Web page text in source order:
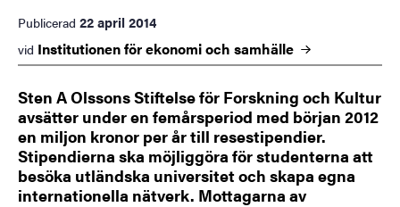
Publicerad 22 april 2014
vid Institutionen för ekonomi och samhälle
Sten A Olssons Stiftelse för Forskning och Kultur
avsätter under en femårsperiod med början 2012
en miljon kronor per år till resestipendier.
Stipendierna ska möjliggöra för studenterna att
besöka utländska universitet och skapa egna
internationella nätverk. Mottagarna av